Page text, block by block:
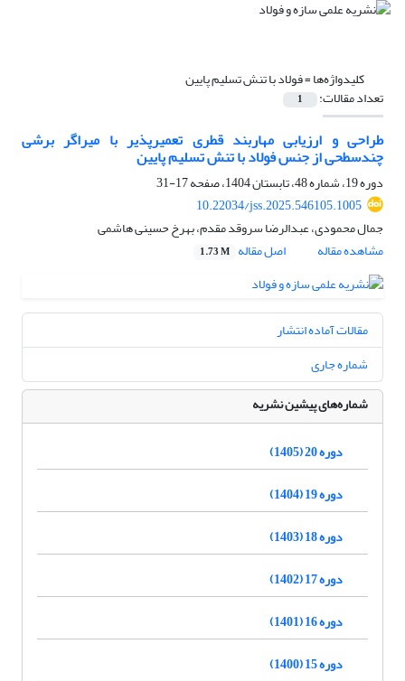
کلیدواژه‌ها =فولاد با تنش تسلیم پایین
تعداد مقالات: 1
طراحی و ارزیابی مهاربند قطری تعمیرپذیر با میراگر برشی
چندسطحی از جنس فولاد با تنش تسلیم پایین
دوره 19، شماره 48، تابستان 1404، صفحه
17-31
10.22034/jss.2025.546105.1005
جمال محمودی، عبدالرضا سروقد مقدم، بهرخ حسینی هاشمی
مشاهده مقاله
اصل مقاله 1.73 M
مقالات آماده انتشار
شماره جاری
شماره‌های پیشین نشریه
دوره 20 (1405)
دوره 19 (1404)
دوره 18 (1403)
دوره 17 (1402)
دوره 16 (1401)
دوره 15 (1400)